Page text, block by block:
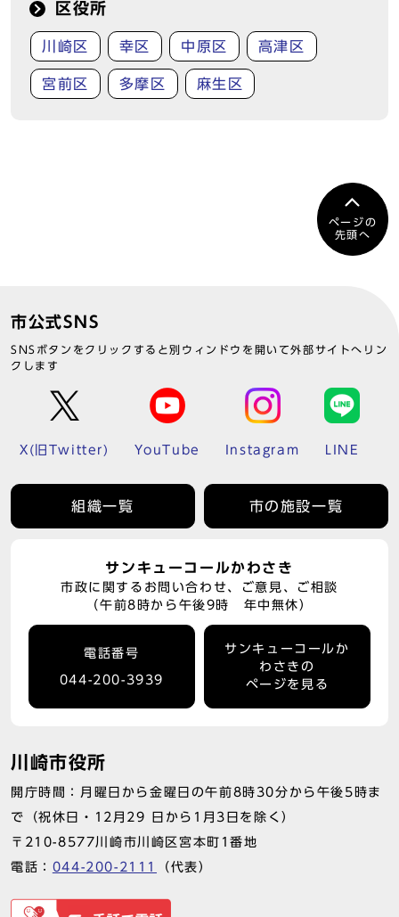
区役所
川崎区 幸区 中原区 高津区
宮前区 多摩区 麻生区
ページの
先頭へ
市公式SNS
SNSボタンをクリックすると別ウィンドウを開いて外部サイトへリン
クします
X(旧Twitter) YouTube Instagram LINE
組織一覧 市の施設一覧
サンキューコールかわさき
市政に関するお問い合わせ、ご意見、ご相談
（午前8時から午後9時 年中無休）
電話番号
044-200-3939
サンキューコールか
わさきの
ページを見る
川崎市役所
開庁時間：月曜日から金曜日の午前8時30分から午後5時ま
で（祝休日・12月29 日から1月3日を除く）
〒210-8577川崎市川崎区宮本町1番地
電話： 044-200-2111 （代表）